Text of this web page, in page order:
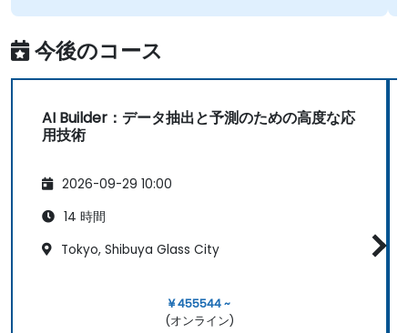
します。 アプリ、ボット、フローが完成したら、
最後に簡単なPower BIレポートを作成し、Power
を特定の送信先（この例では銀行）へ送付する仕
組みも紹介します。ここで収集される情報には、
座は基本的な内容に留まりますので、Power
Appsにおける数式作成などの技術的な点について
はChatGPTの活用を推奨します。実際に講座内で
も、ChatGPTをどう活用して適切な数式を得るか
今後のコース
AI Builder：データ抽出と予測のための高度な応
用技術
2026-09-29 10:00
14 時間
Tokyo, Shibuya Glass City
¥ 455544 ~
(オンライン)